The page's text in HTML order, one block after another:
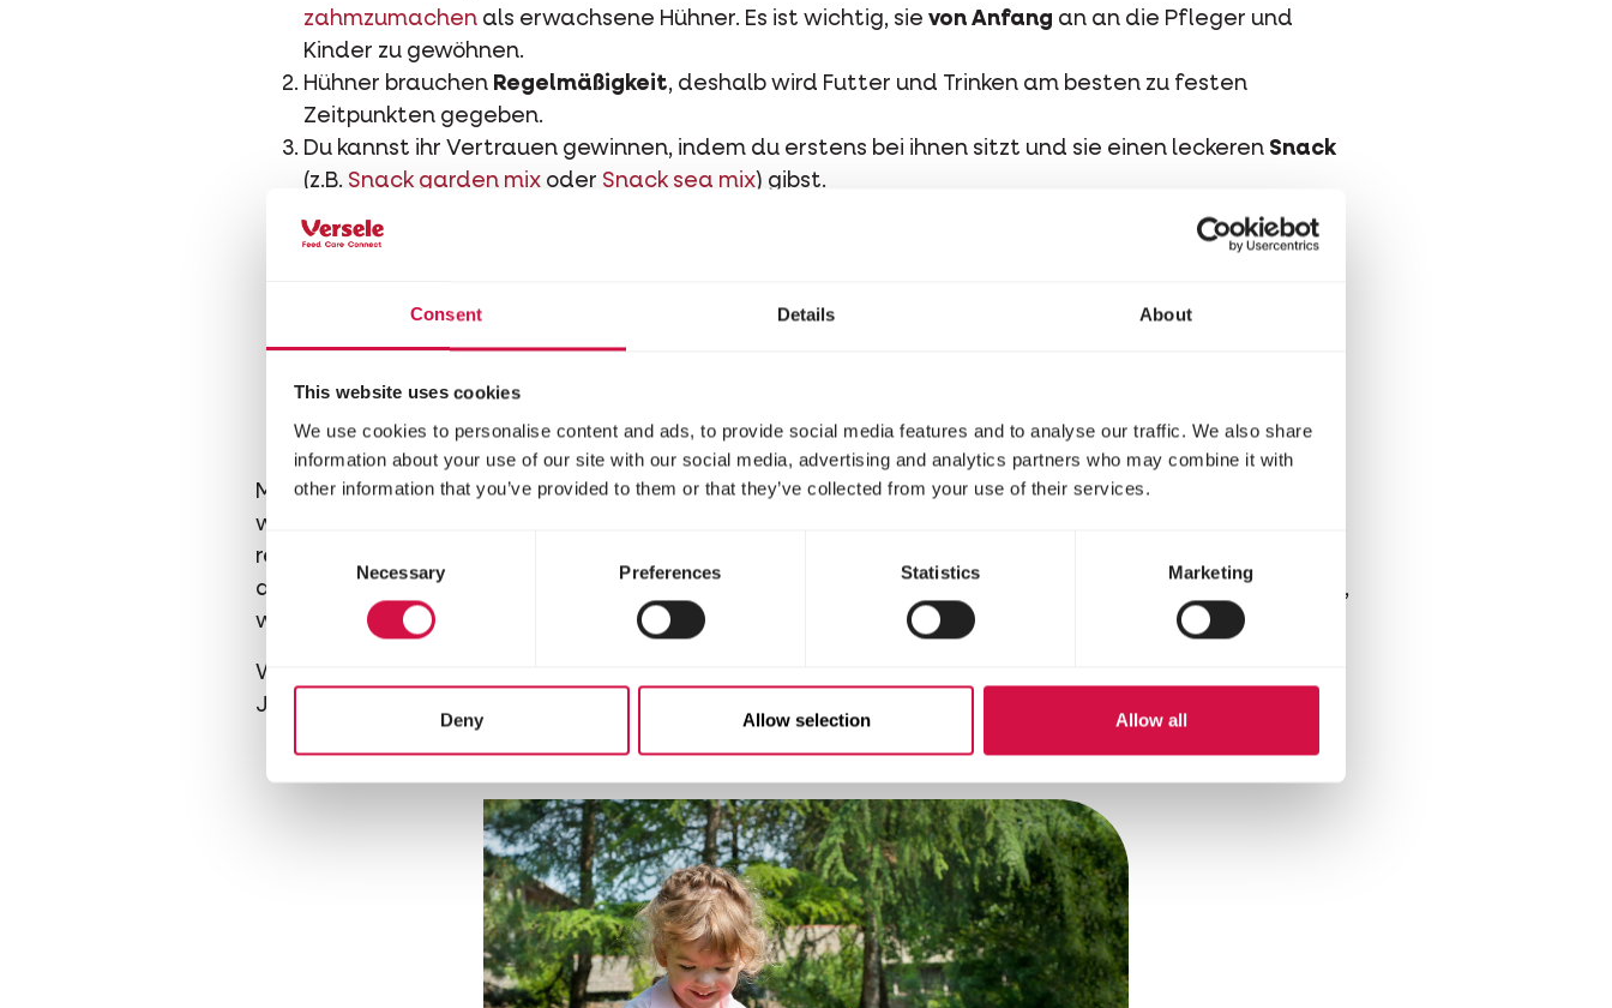
Consent Details About
This website uses cookies
We use cookies to personalise content and ads, to provide social media features and to analyse our traffic. We also share
information about your use of our site with our social media, advertising and analytics partners who may combine it with
other information that you’ve provided to them or that they’ve collected from your use of their services.
Necessary Preferences Statistics Marketing
Deny Allow selection Allow all
zahmzumachen als erwachsene Hühner. Es ist wichtig, sie von Anfang an an die Pfleger und
Kinder zu gewöhnen.
Hühner brauchen Regelmäßigkeit, deshalb wird Futter und Trinken am besten zu festen
Zeitpunkten gegeben.
Du kannst ihr Vertrauen gewinnen, indem du erstens bei ihnen sitzt und sie einen leckeren Snack
(z.B. Snack garden mix oder Snack sea mix) gibst.
. Wenn sie das
zulassen, kannst du sie allmählich aufheben und sogar auf den Schoß nehmen. Die Tiere werden
Da es sehr schwierig ist, das Vertrauen eines Huhns zurückzugewinnen, sorgst du am besten
dafür, dass die Kinderruhig und langsam bewegen
deine Stimme erkennen und sich schnell wohl fühlen.
Man kann nicht alle Hühnerrassen gleich einfach handzahm machen. Viele Kinder mögen Hühner und
wagen es manchmal, Unfug zu treiben. Die idealen Hühner für Kinder sind klein, ruhig, zuverlässig,
rennen nicht zu schnell und werden relativ schnell handzahm gemacht. Belgische Zwerghühner, wie
die Ükkeler und Antwerpener Bartzwerg entsprechen diesen Kriterien bestimmt. Auch andere Rassen,
wie Chabos, Wyandotten und Seidenhühner sind geeignet.
Wusstest du, dass… Legehühner zwischen 20 Wochen und 2 Jahren am meisten Eier legen? Ab 2
Jahren legt ein Huhn weniger regelmäßig Eier.